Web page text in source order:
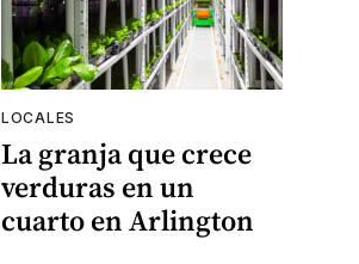
LOCALES
La granja que crece
verduras en un
cuarto en Arlington